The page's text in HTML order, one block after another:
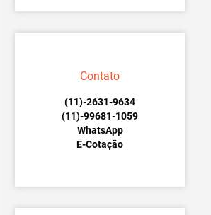
Contato
(11)-2631-9634
(11)-99681-1059
WhatsApp
E-Cotação